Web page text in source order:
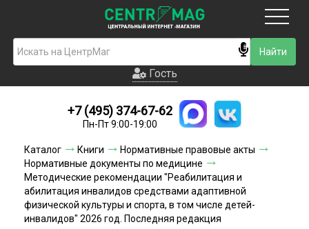
Гость
Новинки
Условия доставки
Условия оплаты
Контакты
Гость
+7 (495) 374-67-62
Пн-Пт 9:00-19:00
Каталог Книги
Нормативные правовые акты
Нормативные документы по медицине
Методические рекомендации "Реабилитация и
абилитация инвалидов средствами адаптивной
физической культуры и спорта, в том числе детей-
инвалидов" 2026 год. Последняя редакция